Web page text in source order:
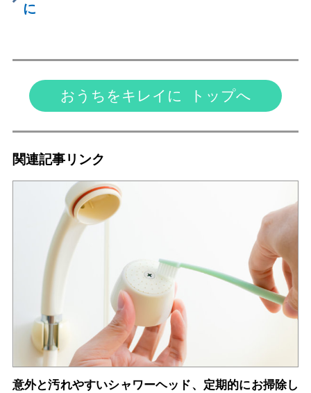
に
おうちをキレイに トップへ
関連記事リンク
意外と汚れやすいシャワーヘッド、定期的にお掃除し